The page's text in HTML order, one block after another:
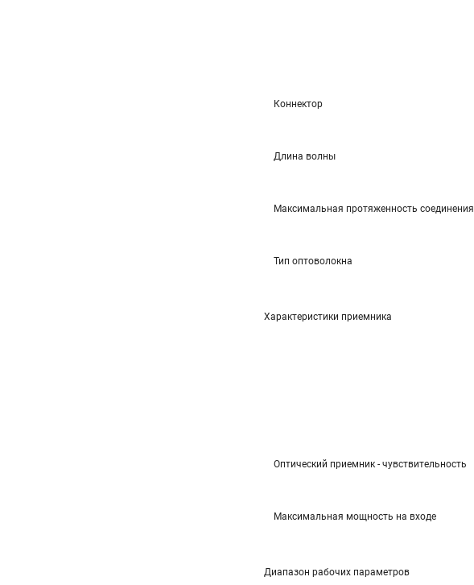
Коннектор
Длина волны
Максимальная протяженность соединения
Тип оптоволокна
Характеристики приемника
Оптический приемник - чувствительность
Максимальная мощность на входе
Диапазон рабочих параметров